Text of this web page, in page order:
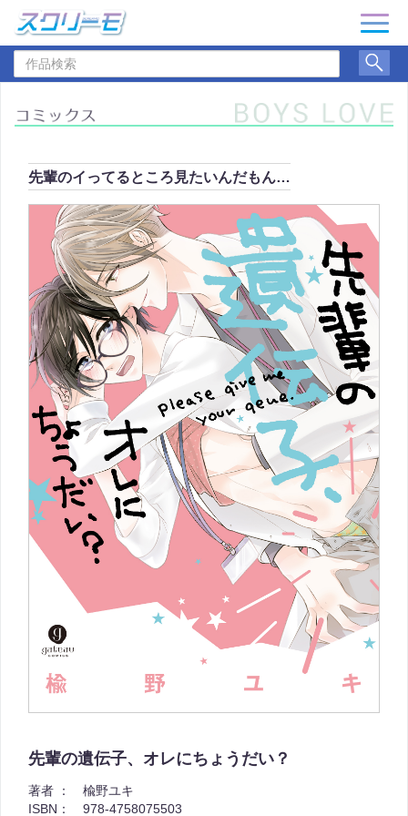
品
ナ
ゲ
ー
ョ
ン
先輩のイってるところ見たいんだもん…
先輩の遺伝子、オレにちょうだい？
著者 ：
楡野ユキ
ISBN：
978-4758075503